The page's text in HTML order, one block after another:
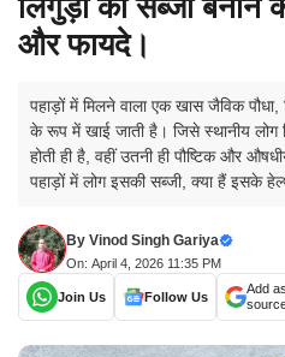
लिंगुड़ा की सब्जी बनाने
और फायदे।
पहाड़ों में मिलने वाला एक खास जैविक
के रूप में खाई जाती है। जिसे स्थानीय लोग
होती ही है, वहीं उतनी ही पौष्टिक और
पहाड़ों में लोग इसकी सब्जी, क्या हैं इसके
By Vinod Singh Gariya
On: April 4, 2026 11:35 PM
Join Us Follow Us
Add